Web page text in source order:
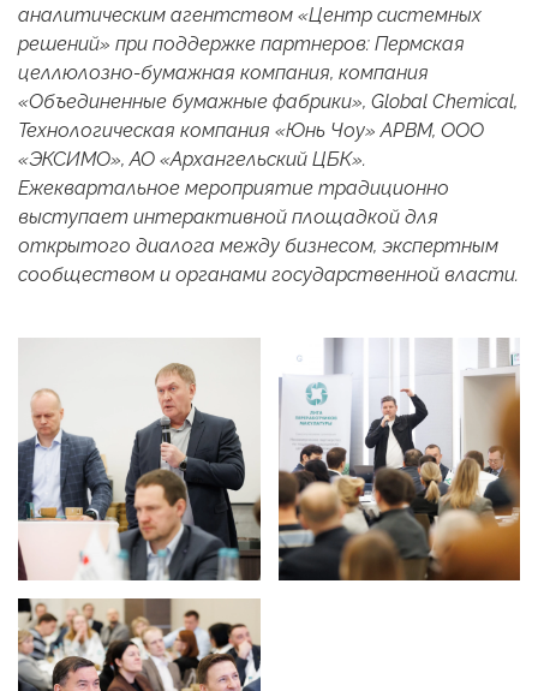
аналитическим агентством «Центр системных
решений» при поддержке партнеров: Пермская
целлюлозно-бумажная компания, компания
«Объединенные бумажные фабрики», Global Chemical,
Технологическая компания «Юнь Чоу» АРBМ, ООО
«ЭКСИМО», АО «Архангельский ЦБК».
Ежеквартальное мероприятие традиционно
выступает интерактивной площадкой для
открытого диалога между бизнесом, экспертным
сообществом и органами государственной власти.